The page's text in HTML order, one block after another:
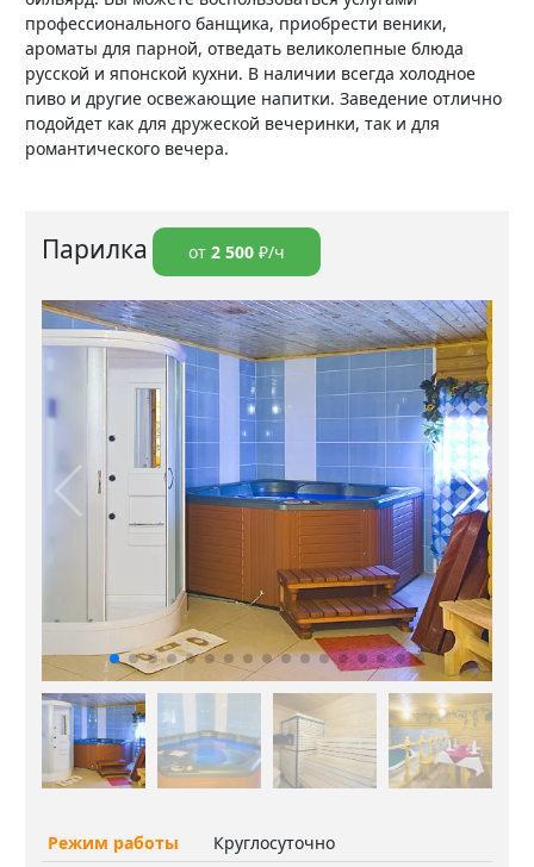
профессионального банщика, приобрести веники,
ароматы для парной, отведать великолепные блюда
русской и японской кухни. В наличии всегда холодное
пиво и другие освежающие напитки. Заведение отлично
подойдет как для дружеской вечеринки, так и для
романтического вечера.
Парилка от 2 500 ₽/ч
Режим работы
Круглосуточно